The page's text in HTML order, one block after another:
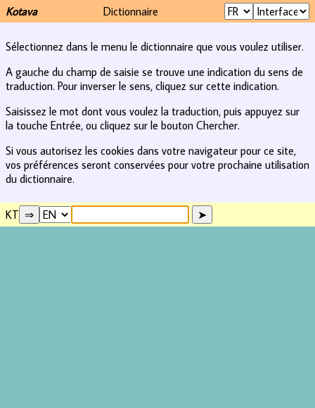
Kotava Dictionnaire
Sélectionnez dans le menu le dictionnaire que vous voulez utiliser.
A gauche du champ de saisie se trouve une indication du sens de
traduction. Pour inverser le sens, cliquez sur cette indication.
Saisissez le mot dont vous voulez la traduction, puis appuyez sur
la touche Entrée, ou cliquez sur le bouton Chercher.
Si vous autorisez les cookies dans votre navigateur pour ce site,
vos préférences seront conservées pour votre prochaine utilisation
du dictionnaire.
KT